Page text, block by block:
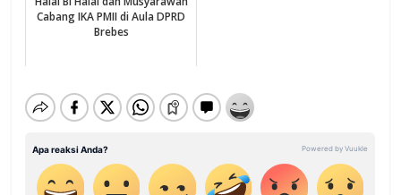
Cabang IKA PMII di Aula DPRD
Brebes